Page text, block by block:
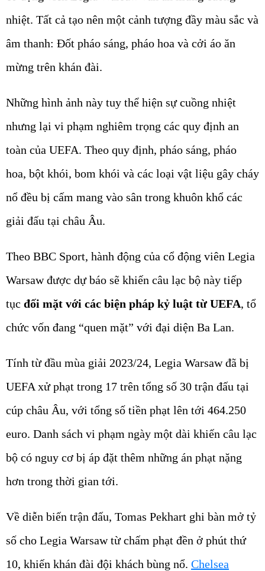
nhiệt. Tất cả tạo nên một cảnh tượng đầy màu sắc và
âm thanh: Đốt pháo sáng, pháo hoa và cởi áo ăn
mừng trên khán đài.
Những hình ảnh này tuy thể hiện sự cuồng nhiệt
nhưng lại vi phạm nghiêm trọng các quy định an
toàn của UEFA. Theo quy định, pháo sáng, pháo
hoa, bột khói, bom khói và các loại vật liệu gây cháy
nổ đều bị cấm mang vào sân trong khuôn khổ các
giải đấu tại châu Âu.
Theo BBC Sport, hành động của cổ động viên Legia
Warsaw được dự báo sẽ khiến câu lạc bộ này tiếp
tục đối mặt với các biện pháp kỷ luật từ UEFA, tổ
chức vốn đang “quen mặt” với đại diện Ba Lan.
Tính từ đầu mùa giải 2023/24, Legia Warsaw đã bị
UEFA xử phạt trong 17 trên tổng số 30 trận đấu tại
cúp châu Âu, với tổng số tiền phạt lên tới 464.250
euro. Danh sách vi phạm ngày một dài khiến câu lạc
bộ có nguy cơ bị áp đặt thêm những án phạt nặng
hơn trong thời gian tới.
Về diễn biến trận đấu, Tomas Pekhart ghi bàn mở tỷ
số cho Legia Warsaw từ chấm phạt đền ở phút thứ
10, khiến khán đài đội khách bùng nổ. Chelsea